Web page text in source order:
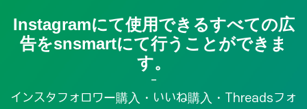
Instagramにて使用できるすべての広
告をsnsmartにて行うことができま
す。
-
インスタフォロワー購入・いいね購入・Threadsフォ